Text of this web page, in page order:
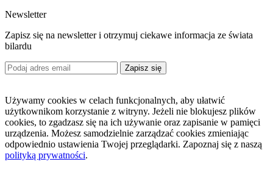
Newsletter
Zapisz się na newsletter i otrzymuj ciekawe informacja ze świata
bilardu
Zapisz się
Używamy cookies w celach funkcjonalnych, aby ułatwić
użytkownikom korzystanie z witryny. Jeżeli nie blokujesz plików
cookies, to zgadzasz się na ich używanie oraz zapisanie w pamięci
urządzenia. Możesz samodzielnie zarządzać cookies zmieniając
odpowiednio ustawienia Twojej przeglądarki. Zapoznaj się z naszą
polityką prywatności.